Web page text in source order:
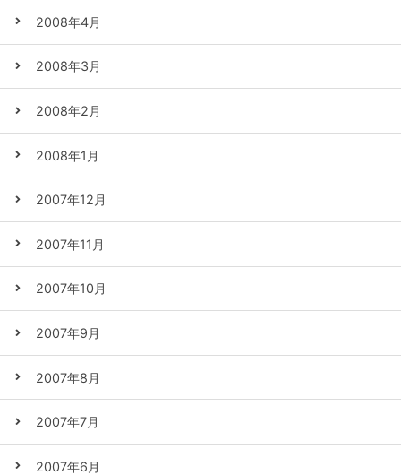
2008年4月
2008年3月
2008年2月
2008年1月
2007年12月
2007年11月
2007年10月
2007年9月
2007年8月
2007年7月
2007年6月